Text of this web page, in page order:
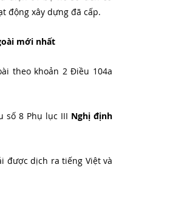
động xây dựng đã cấp.
mới nhất
số 8 Phụ lục III Nghị định
được dịch ra tiếng Việt và